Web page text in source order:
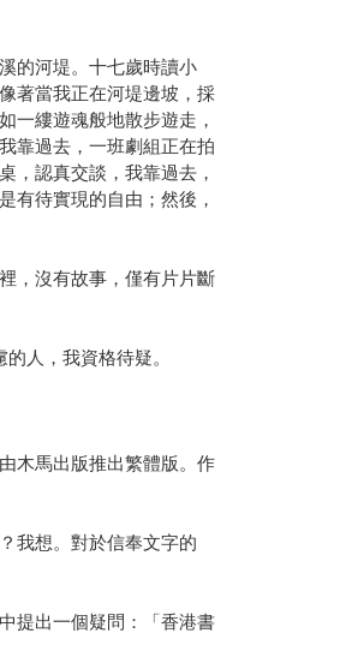
的河堤。十七歲時讀小
著當我正在河堤邊坡，採
一縷遊魂般地散步遊走，
靠過去，一班劇組正在拍
，認真交談，我靠過去，
有待實現的自由；然後，
，沒有故事，僅有片片斷
人，我資格待疑。
木馬出版推出繁體版。作
我想。對於信奉文字的
提出一個疑問：「香港書